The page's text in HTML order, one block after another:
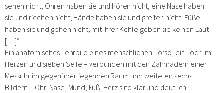
sehen nicht; Ohren haben sie und hören nicht, eine Nase haben
sie und riechen nicht; Hände haben sie und greifen nicht, Füße
haben sie und gehen nicht; mit ihrer Kehle geben sie keinen Laut
[…]“
Ein anatomisches Lehrbild eines menschlichen Torso, ein Loch im
Herzen und sieben Seile – verbunden mit den Zahnrädern einer
Messuhr im gegenüberliegenden Raum und weiteren sechs
Bildern – Ohr, Nase, Mund, Fuß, Herz sind klar und deutlich